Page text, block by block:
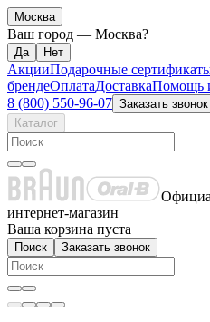
Москва
Ваш город — Москва?
АкцииПодарочные
брендеОплатаДоставкаПомощь
8 (800) 550-96-07 Заказать звонок
Каталог
интернет-магазин
Ваша корзина пуста
Поиск Заказать звонок